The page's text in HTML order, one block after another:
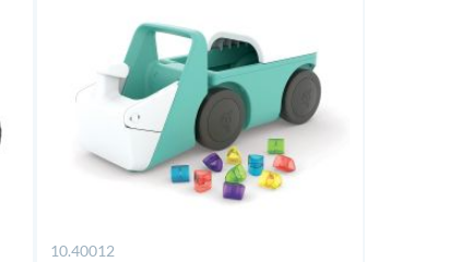
10.40012